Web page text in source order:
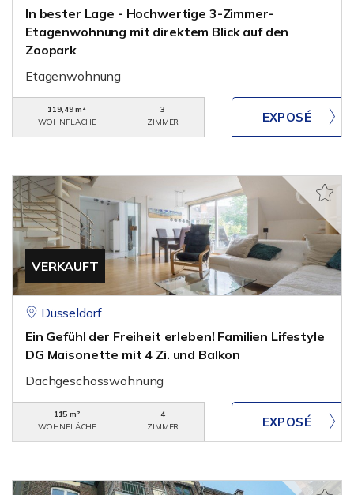
In bester Lage - Hochwertige 3-Zimmer-
Etagenwohnung mit direktem Blick auf den
Zoopark
Etagenwohnung
119,49 m²
WOHNFLÄCHE
3
ZIMMER
VERKAUFT
Düsseldorf
Ein Gefühl der Freiheit erleben! Familien Lifestyle
DG Maisonette mit 4 Zi. und Balkon
Dachgeschosswohnung
115 m²
WOHNFLÄCHE
4
ZIMMER